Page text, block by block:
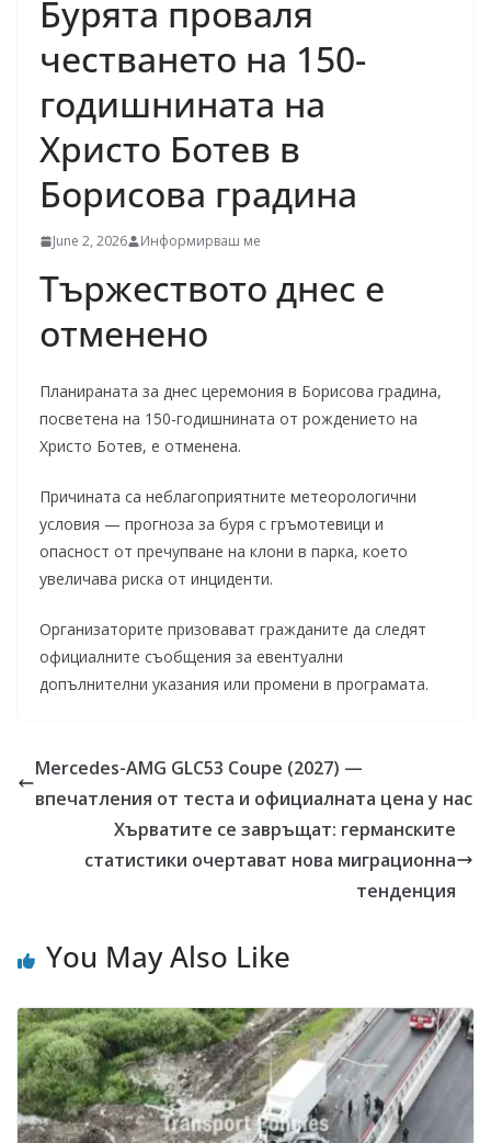
Бурята проваля
честването на 150-
годишнината на
Христо Ботев в
Борисова градина
June 2, 2026 Информирваш ме
Тържеството днес е
отменено
Планираната за днес церемония в Борисова градина,
посветена на 150-годишнината от рождението на
Христо Ботев, е отменена.
Причината са неблагоприятните метеорологични
условия — прогноза за буря с гръмотевици и
опасност от пречупване на клони в парка, което
увеличава риска от инциденти.
Организаторите призовават гражданите да следят
официалните съобщения за евентуални
допълнителни указания или промени в програмата.
Mercedes-AMG GLC53 Coupe (2027) —
впечатления от теста и официалната цена у нас
Хърватите се завръщат: германските
статистики очертават нова миграционна
тенденция
You May Also Like